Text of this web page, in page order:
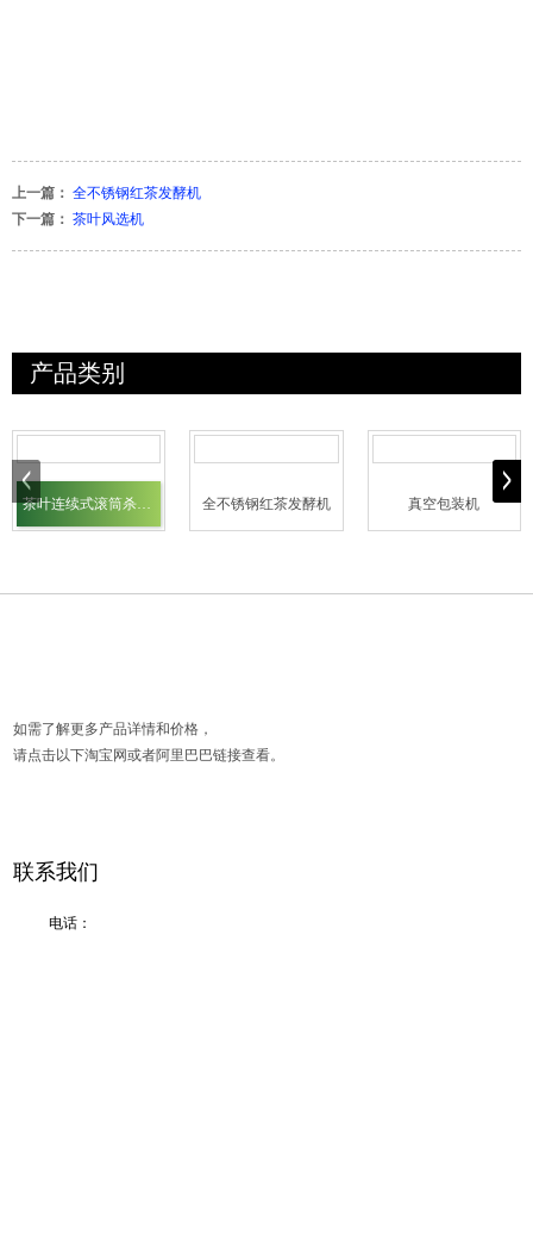
上一篇： 全不锈钢红茶发酵机
下一篇： 茶叶风选机
产品类别
茶叶连续式滚筒杀青机 全不锈钢红茶发酵机 真空包装机
如需了解更多产品详情和价格，
请点击以下淘宝网或者阿里巴巴链接查看。
联系我们
电话：